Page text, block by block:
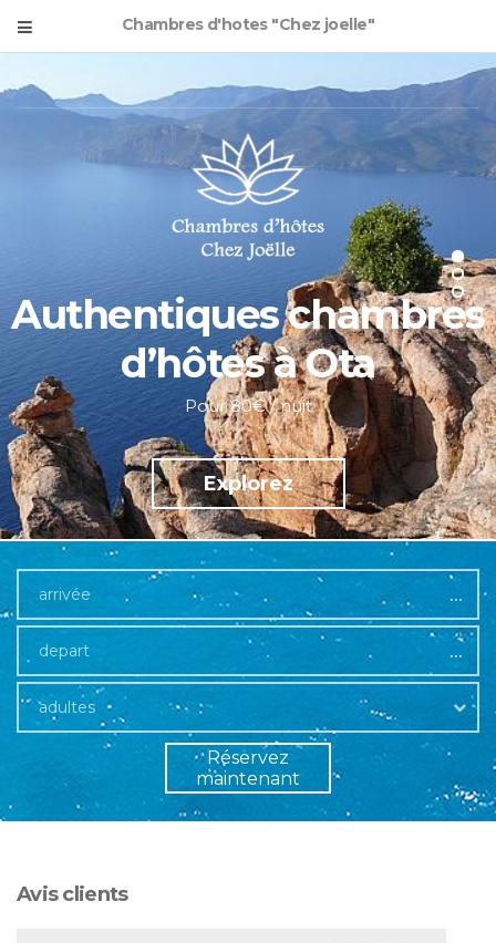
Chambres d'hotes "Chez joelle"
Authentiques chambres
d’hôtes à Ota
Pour 80€ / nuit
Explorez
...
...
adultes
Réservez
maintenant
Avis clients